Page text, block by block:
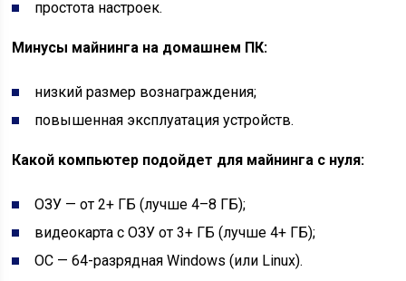
простота настроек.
Минусы майнинга на домашнем ПК:
низкий размер вознаграждения;
повышенная эксплуатация устройств.
Какой компьютер подойдет для майнинга с нуля:
ОЗУ — от 2+ ГБ (лучше 4–8 ГБ);
видеокарта с ОЗУ от 3+ ГБ (лучше 4+ ГБ);
ОС — 64-разрядная Windows (или Linux).